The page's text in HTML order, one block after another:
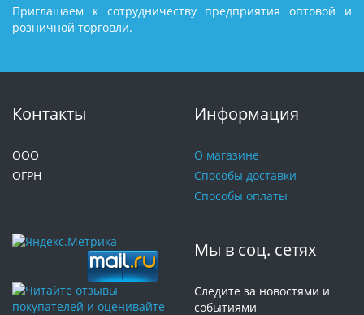
Приглашаем к сотрудничеству предприятия оптовой и
розничной торговли.
Контакты
ООО
ОГРН
Информация
О магазине
Способы доставки
Способы оплаты
Мы в соц. сетях
Следите за новостями и
событиями